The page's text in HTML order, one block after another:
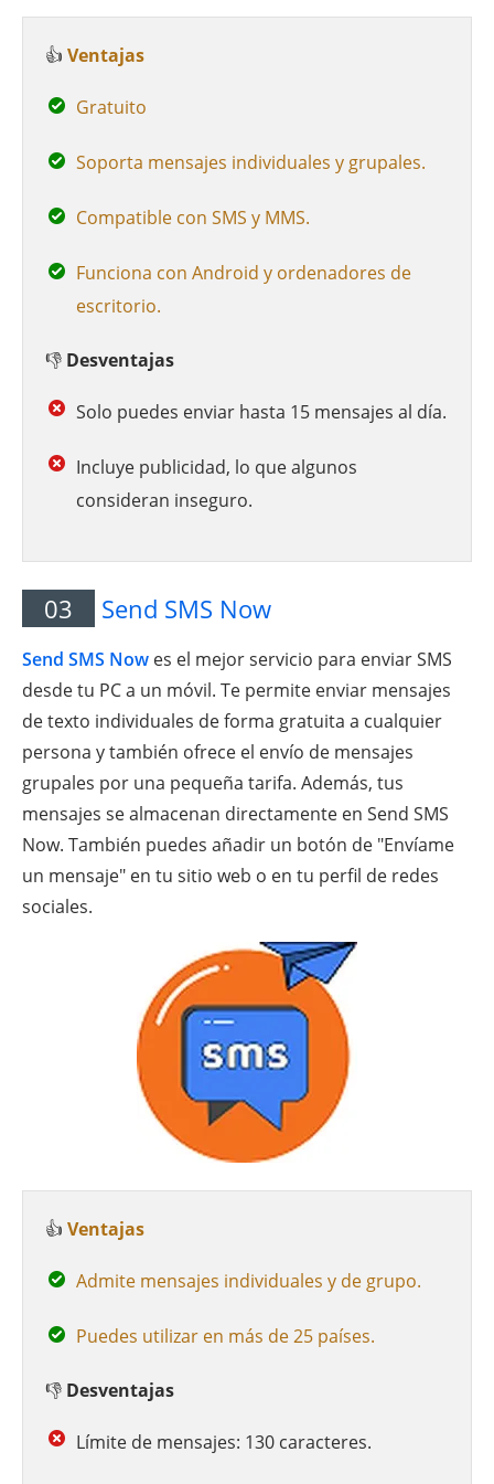
👍 Ventajas
Gratuito
Soporta mensajes individuales y grupales.
Compatible con SMS y MMS.
Funciona con Android y ordenadores de
escritorio.
👎 Desventajas
Solo puedes enviar hasta 15 mensajes al día.
Incluye publicidad, lo que algunos
consideran inseguro.
03 Send SMS Now
Send SMS Now es el mejor servicio para enviar SMS
desde tu PC a un móvil. Te permite enviar mensajes
de texto individuales de forma gratuita a cualquier
persona y también ofrece el envío de mensajes
grupales por una pequeña tarifa. Además, tus
mensajes se almacenan directamente en Send SMS
Now. También puedes añadir un botón de "Envíame
un mensaje" en tu sitio web o en tu perfil de redes
sociales.
👍 Ventajas
Admite mensajes individuales y de grupo.
Puedes utilizar en más de 25 países.
👎 Desventajas
Límite de mensajes: 130 caracteres.